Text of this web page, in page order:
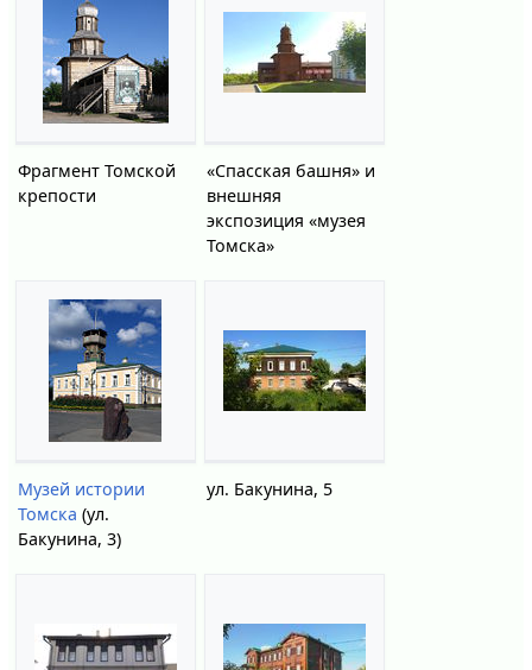
Фрагмент Томской
крепости
«Спасская башня» и
внешняя
экспозиция «музея
Томска»
Музей истории
Томска (ул.
Бакунина, 3)
ул. Бакунина, 5